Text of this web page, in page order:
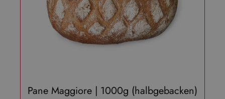
Pane Maggiore | 1000g (halbgebacken)